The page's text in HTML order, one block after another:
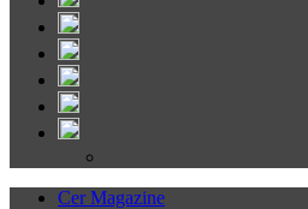
Cer Magazine